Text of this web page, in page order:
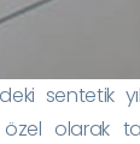
sentetik
olarak